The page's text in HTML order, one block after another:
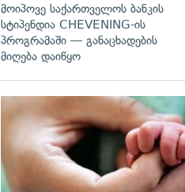
მოიპოვე საქართველოს ბანკის
სტიპენდია CHEVENING-ის
პროგრამაში — განაცხადების
მიღება დაიწყო